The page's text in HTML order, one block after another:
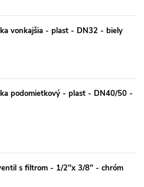
vonkajšia - plast - DN32 - biely
podomietkový - plast - DN40/50 -
s filtrom - 1/2''x 3/8'' - chróm